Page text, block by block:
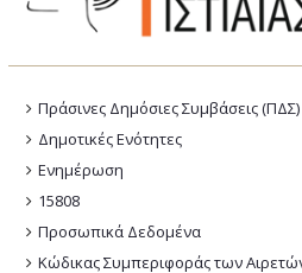
Πράσινες Δημόσιες Συμβάσεις (ΠΔΣ)
Δημοτικές Ενότητες
Ενημέρωση
15808
Προσωπικά Δεδομένα
Κώδικας Συμπεριφοράς των